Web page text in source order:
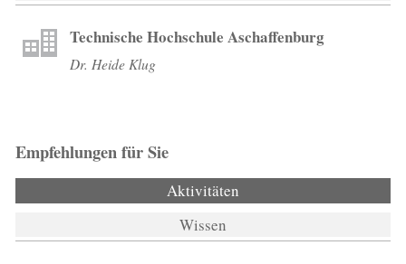
Technische Hochschule Aschaffenburg
Dr. Heide Klug
Empfehlungen für Sie
Aktivitäten
Wissen